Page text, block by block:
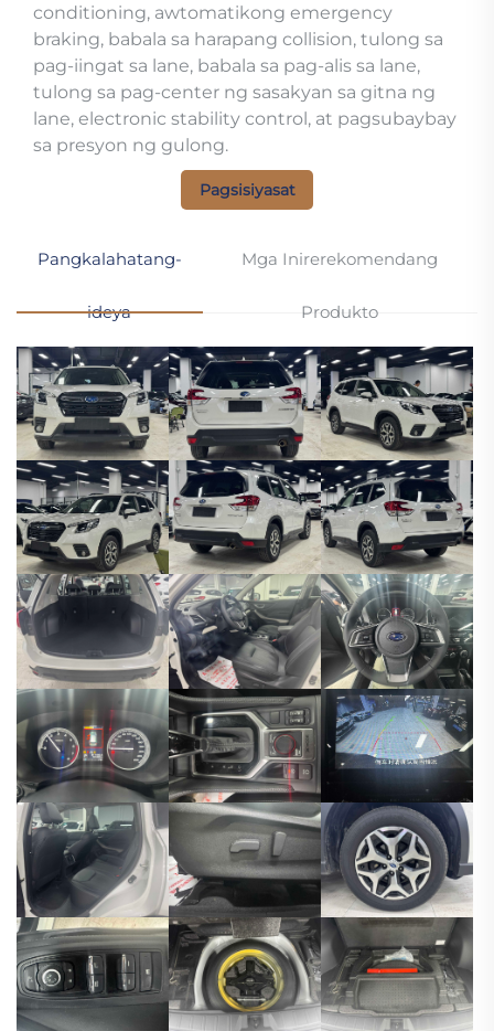
conditioning, awtomatikong emergency
braking, babala sa harapang collision, tulong sa
pag-iingat sa lane, babala sa pag-alis sa lane,
tulong sa pag-center ng sasakyan sa gitna ng
lane, electronic stability control, at pagsubaybay
sa presyon ng gulong.
Pagsisiyasat
Pangkalahatang-
ideya
Mga Inirerekomendang
Produkto